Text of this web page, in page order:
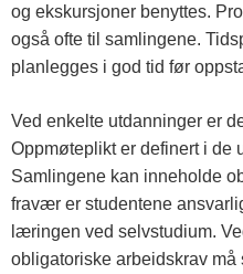
og ekskursjoner benyttes.
også ofte til samlingene.
planlegges i god tid før
Ved enkelte utdanninger er
Oppmøteplikt er definert i de
Samlingene kan inneholde
fravær er studentene
læringen ved selvstudium.
obligatoriske arbeidskrav